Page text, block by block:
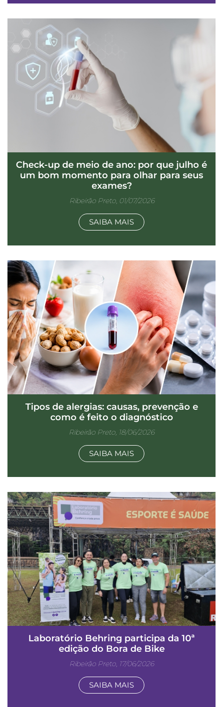
Check-up de meio de ano: por que julho é
um bom momento para olhar para seus
exames?
Ribeirão Preto, 01/07/2026
SAIBA MAIS
Tipos de alergias: causas, prevenção e
como é feito o diagnóstico
Ribeirão Preto, 18/06/2026
SAIBA MAIS
Laboratório Behring participa da 10ª
edição do Bora de Bike
Ribeirão Preto, 17/06/2026
SAIBA MAIS